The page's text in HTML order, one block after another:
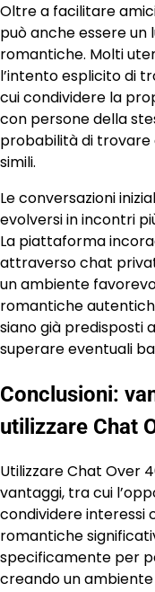
Oltre a facilitare
può anche essere un
romantiche. Molti
l’intento esplicito di
cui condividere la
con persone della
probabilità di trovare
simili.
Le conversazioni
evolversi in incontri
La piattaforma
attraverso chat
un ambiente
romantiche
siano già predisposti
superare eventuali
Conclusioni:
utilizzare Chat
Utilizzare Chat Over
vantaggi, tra cui
condividere interessi
romantiche
specificamente per
creando un